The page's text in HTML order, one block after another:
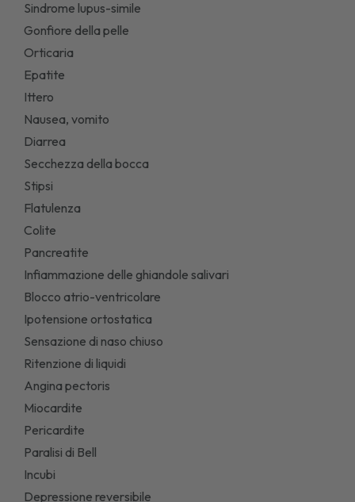
Sindrome lupus-simile
Gonfiore della pelle
Orticaria
Epatite
Ittero
Nausea, vomito
Diarrea
Secchezza della bocca
Stipsi
Flatulenza
Colite
Pancreatite
Infiammazione delle ghiandole salivari
Blocco atrio-ventricolare
Ipotensione ortostatica
Sensazione di naso chiuso
Ritenzione di liquidi
Angina pectoris
Miocardite
Pericardite
Paralisi di Bell
Incubi
Depressione reversibile